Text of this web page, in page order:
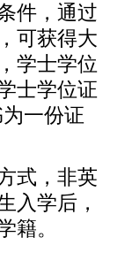
件，通过
可获得大
学士学位
士学位证
一份证
式，非英
入学后，
籍。